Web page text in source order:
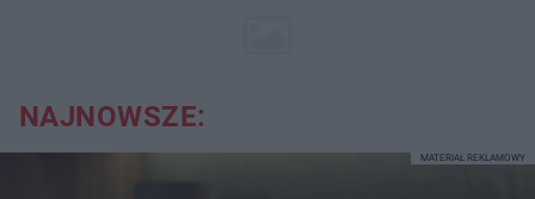
NAJNOWSZE:
MATERIAŁ REKLAMOWY